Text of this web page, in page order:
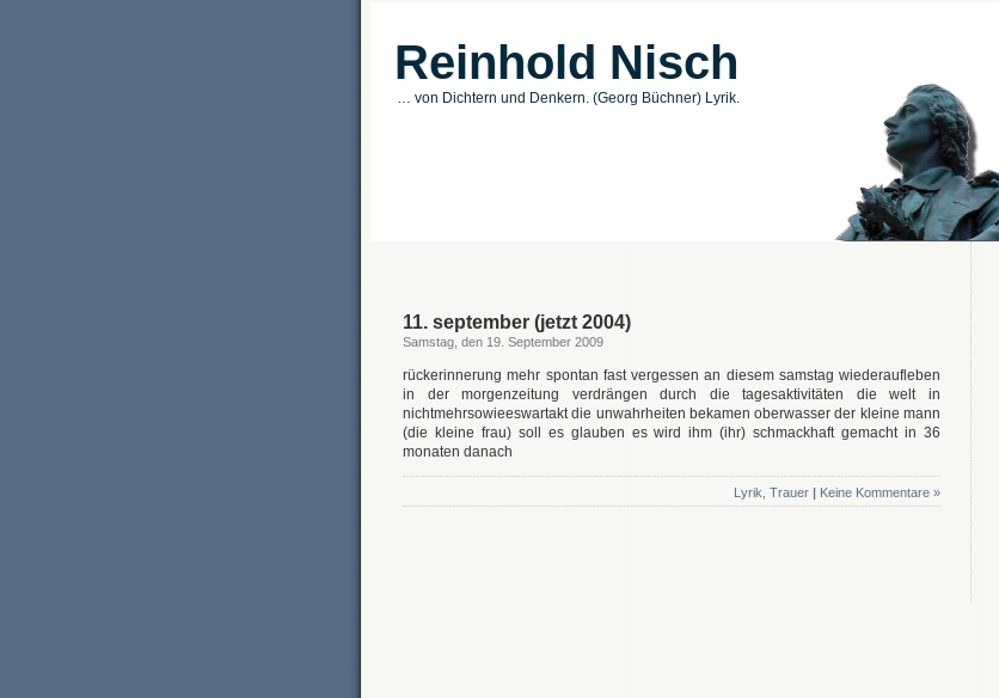
Reinhold Nisch
… von Dichtern und Denkern. (Georg Büchner) Lyrik.
11. september (jetzt 2004)
Samstag, den 19. September 2009
rückerinnerung mehr spontan fast vergessen an diesem samstag wiederaufleben
in der morgenzeitung verdrängen durch die tagesaktivitäten die welt in
nichtmehrsowieeswartakt die unwahrheiten bekamen oberwasser der kleine mann
(die kleine frau) soll es glauben es wird ihm (ihr) schmackhaft gemacht in 36
monaten danach
Lyrik Trauer | Keine Kommentare »